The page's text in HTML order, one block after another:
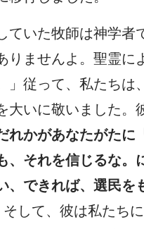
いた牧師は神学者
ませんよ。聖霊に
」従って、私たちは
いに敬いました。
れかがあなたがたに
、それを信じるな。
できれば、選民を
して、彼は私たち